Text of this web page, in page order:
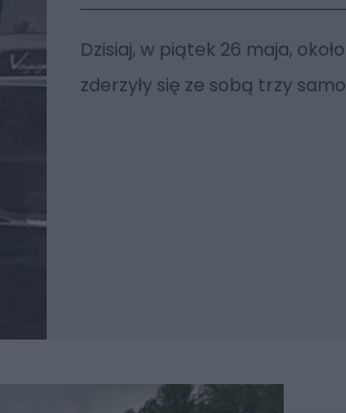
Dzisiaj, w piątek 26 maja,
zderzyły się ze sobą trzy